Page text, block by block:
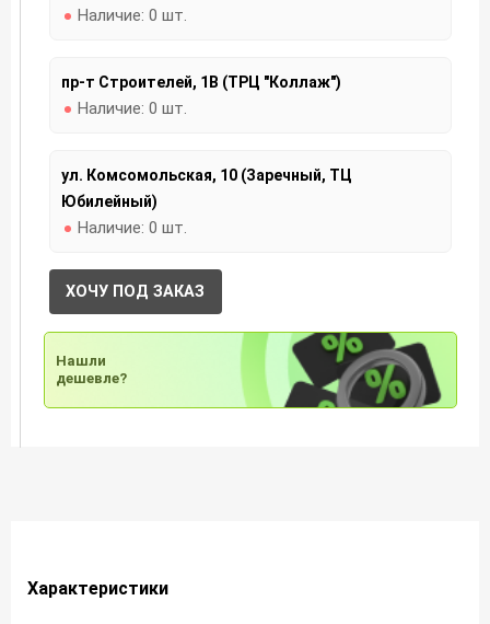
Наличие: 0 шт.
пр-т Строителей, 1В (ТРЦ "Коллаж")
Наличие: 0 шт.
ул. Комсомольская, 10 (Заречный, ТЦ
Юбилейный)
Наличие: 0 шт.
ХОЧУ ПОД ЗАКАЗ
Нашли
дешевле?
Характеристики